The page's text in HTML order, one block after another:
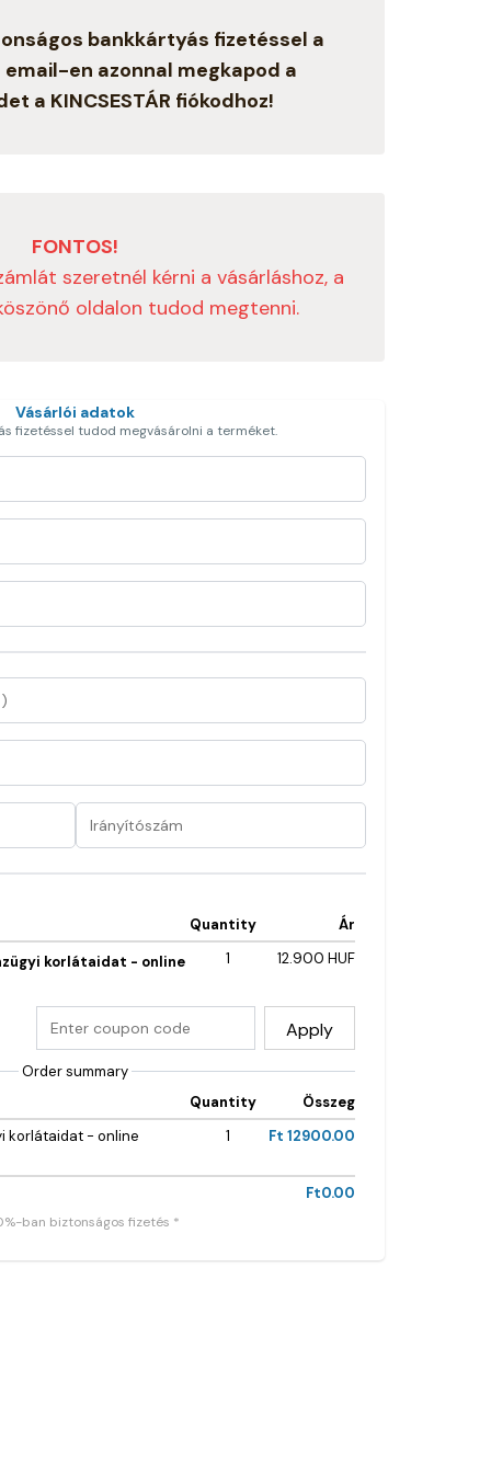
bankkártyás fizetéssel a
en azonnal megkapod a
a KINCSESTÁR fiókodhoz!
FONTOS!
szeretnél kérni a vásárláshoz, a
oldalon tudod megtenni.
Vásárlói adatok
fizetéssel tudod megvásárolni a terméket.
Quantity
Ár
korlátaidat - online
1 12.900 HUF
Apply
Order summary
Quantity
Összeg
korlátaidat - online
1 Ft 12900.00
Ft0.00
ban biztonságos fizetés *